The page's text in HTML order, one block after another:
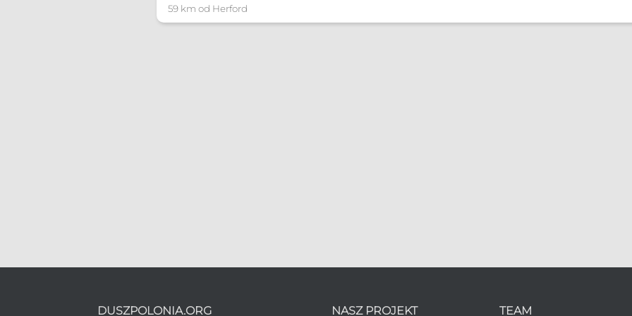
Poradnia rozpoznawania płodności
59 km od Herford
DUSZPOLONIA.ORG NASZ PROJEKT TEAM